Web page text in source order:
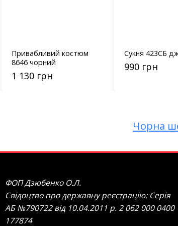
Привабливий костюм
8646 чорний
1 130 грн
Cукня 423СБ
990 грн
Чорна
ФОП Дзюбенко О.Л.
Свідоцтво про державну реєстрацію: Серія
АБ №790722 від 10.04.2011 р. 2 062 000 0400
177874